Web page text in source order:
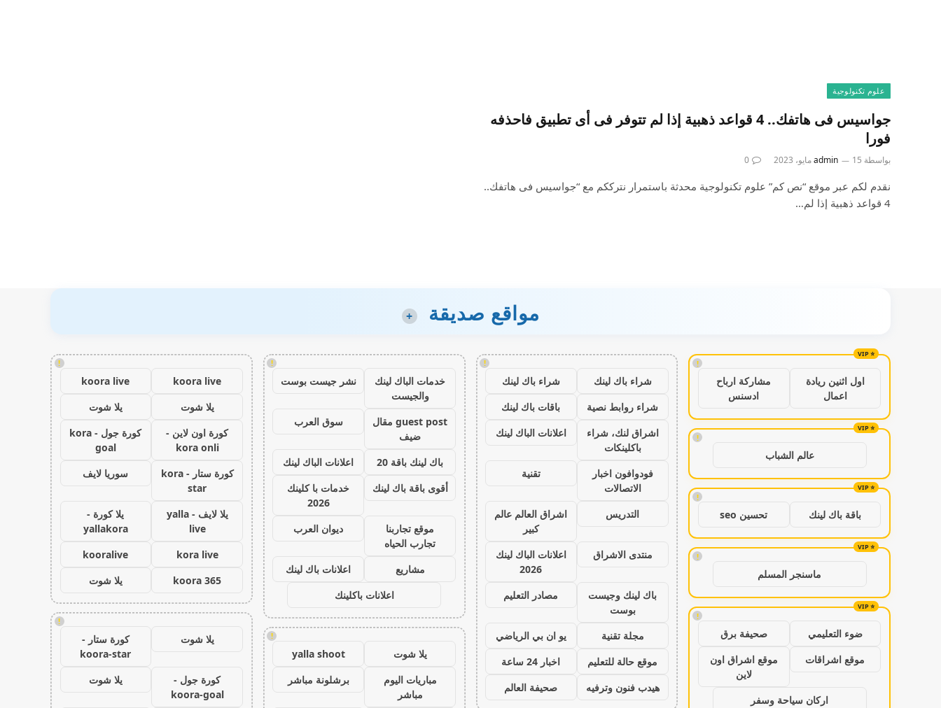
علوم تكنولوجية
جواسيس فى هاتفك.. 4 قواعد ذهبية إذا لم تتوفر فى أى تطبيق فاحذفه
فورا
بواسطة admin 15 مايو، 2023 0
نقدم لكم عبر موقع “نص كم” علوم تكنولوجية محدثة باستمرار نترككم مع “جواسيس فى هاتفك..
4 قواعد ذهبية إذا لم…
مواقع صديقة +
!
اول اثنين ريادة
اعمال
مشاركة ارباح
ادسنس
!
عالم الشباب
!
باقة باك لينك تحسين seo
!
ماسنجر المسلم
!
ضوء التعليمي
صحيفة برق
موقع اشراقات
موقع اشراق اون
لاين
اركان سياحة وسفر
!
شراء باك لينك
شراء باك لينك
شراء روابط نصية
باقات باك لينك
اشراق لنك، شراء
باكلينكات
اعلانات الباك لينك
فودوافون اخبار
الاتصالات
تقنية
التدريس
اشراق العالم عالم
كبير
منتدى الاشراق
اعلانات الباك لينك
2026
باك لينك وجيست
بوست
مصادر التعليم
مجلة تقنية
يو ان بي الرياضي
موقع حالة للتعليم
اخبار 24 ساعة
هيدب فنون وترفيه
صحيفة العالم
!
خدمات الباك لينك
والجيست
نشر جيست بوست
guest post مقال
ضيف
سوق العرب
باك لينك باقة 20
اعلانات الباك لينك
أقوى باقة باك لينك
خدمات با كلينك
2026
موقع تجاربنا
تجارب الحياه
ديوان العرب
مشاريع
اعلانات باك لينك
اعلانات باكلينك
!
يلا شوت
yalla shoot
مباريات اليوم
مباشر
برشلونة مباشر
!
koora live
koora live
يلا شوت
يلا شوت
كورة اون لاين -
kora onli
كورة جول - kora
goal
كورة ستار - kora
star
سوريا لايف
يلا لايف - yalla
live
يلا كورة -
yallakora
kora live
kooralive
koora 365
يلا شوت
!
يلا شوت
كورة ستار -
koora-star
كورة جول -
koora-goal
يلا شوت